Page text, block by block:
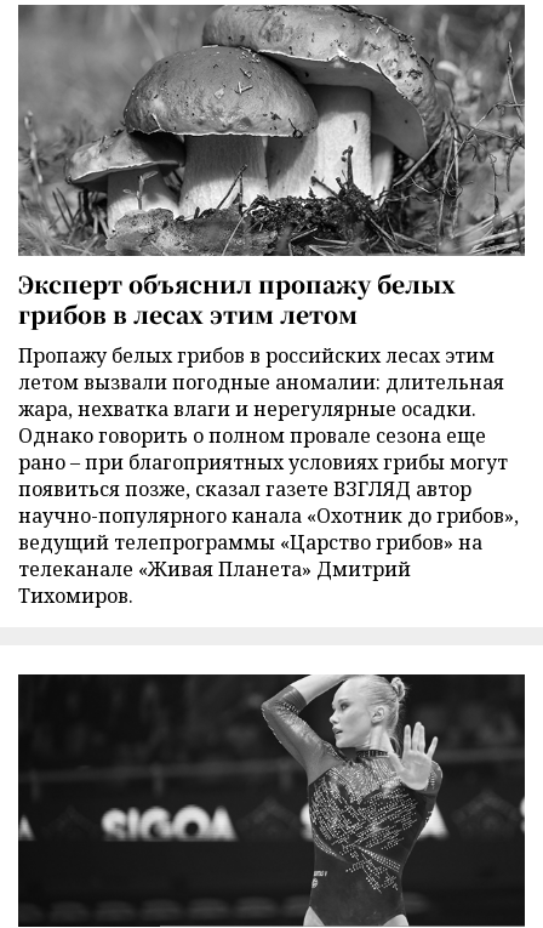
Эксперт объяснил пропажу белых
грибов в лесах этим летом
Пропажу белых грибов в российских лесах этим
летом вызвали погодные аномалии: длительная
жара, нехватка влаги и нерегулярные осадки.
Однако говорить о полном провале сезона еще
рано – при благоприятных условиях грибы могут
появиться позже, сказал газете ВЗГЛЯД автор
научно-популярного канала «Охотник до грибов»,
ведущий телепрограммы «Царство грибов» на
телеканале «Живая Планета» Дмитрий
Тихомиров.